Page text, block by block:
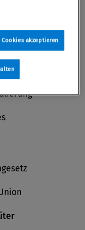
Cookies akzeptieren